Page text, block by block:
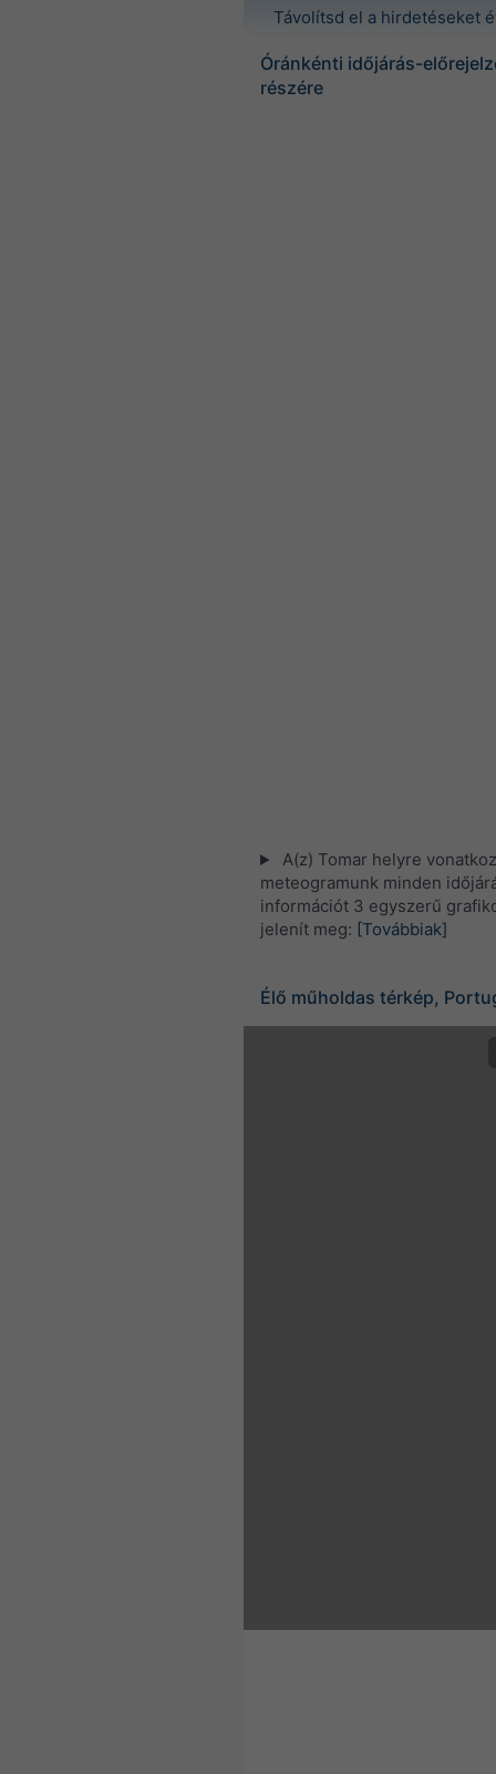
Távolítsd el a hirdetéseket
Óránkénti időjárás-
részére
A(z) Tomar helyre
meteogramunk minden
információt 3 egyszerű
jelenít meg: [Továbbiak]
Élő műholdas térkép,